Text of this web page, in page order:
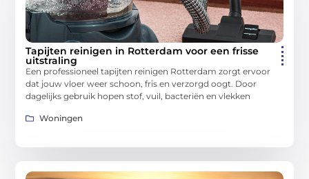
Tapijten reinigen in Rotterdam voor een frisse
uitstraling
Een professioneel tapijten reinigen Rotterdam zorgt ervoor
dat jouw vloer weer schoon, fris en verzorgd oogt. Door
dagelijks gebruik hopen stof, vuil, bacteriën en vlekken
Woningen